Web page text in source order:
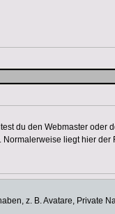
du den Webmaster oder
liegt hier der
z. B. Avatare, Private